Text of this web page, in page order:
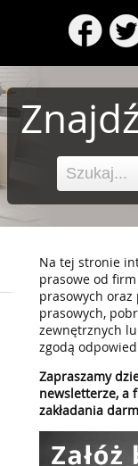
Na tej stronie
prasowe od
prasowych oraz
prasowych,
zewnętrznych
zgodą
Zapraszamy
newsletterze, a
zakładania